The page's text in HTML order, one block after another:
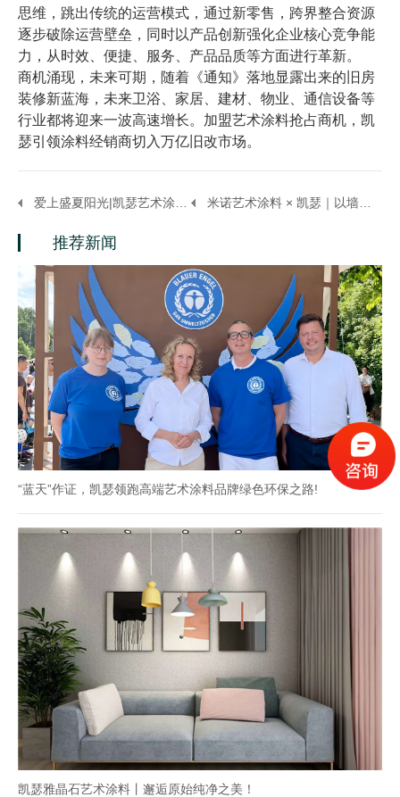
思维，跳出传统的运营模式，通过新零售，跨界整合资源
逐步破除运营壁垒，同时以产品创新强化企业核心竞争能
力，从时效、便捷、服务、产品品质等方面进行革新。
商机涌现，未来可期，随着《通知》落地显露出来的旧房
装修新蓝海，未来卫浴、家居、建材、物业、通信设备等
行业都将迎来一波高速增长。加盟艺术涂料抢占商机 ，凯
瑟引领涂料经销商切入万亿旧改市场。
米诺艺术涂料 × 凯瑟｜以墙为卷共赴莫奈花园自然美学
推荐新闻
“蓝天”作证，凯瑟领跑高端艺术涂料品牌绿色环保之路!
凯瑟雅晶石艺术涂料丨邂逅原始纯净之美！